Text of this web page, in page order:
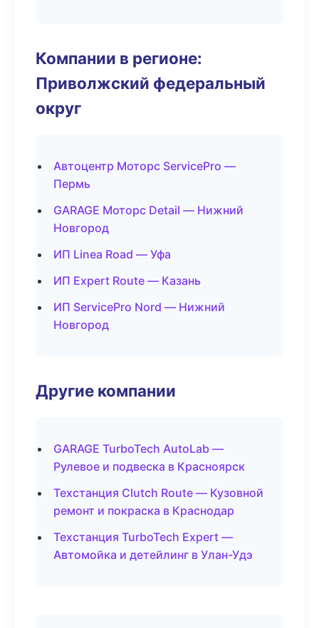
Компании в регионе:
Приволжский федеральный
округ
Автоцентр Моторс ServicePro —
Пермь
GARAGE Моторс Detail — Нижний
Новгород
ИП Linea Road — Уфа
ИП Expert Route — Казань
ИП ServicePro Nord — Нижний
Новгород
Другие компании
GARAGE TurboTech AutoLab —
Рулевое и подвеска в Красноярск
Техстанция Clutch Route — Кузовной
ремонт и покраска в Краснодар
Техстанция TurboTech Expert —
Автомойка и детейлинг в Улан-Удэ